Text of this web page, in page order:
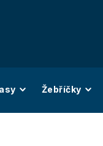
Žebříčky